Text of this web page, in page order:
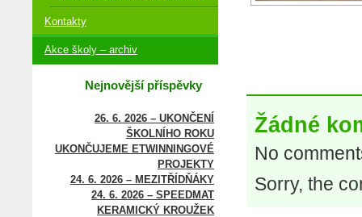
Žádné
No
Sorry, the
Kontakty
Akce školy – archiv
Nejnovější příspěvky
26. 6. 2026 – UKONČENÍ
ŠKOLNÍHO ROKU
UKONČUJEME ETWINNINGOVÉ
PROJEKTY
24. 6. 2026 – MEZITŘÍDŇÁKY
24. 6. 2026 – SPEEDMAT
KERAMICKÝ KROUŽEK